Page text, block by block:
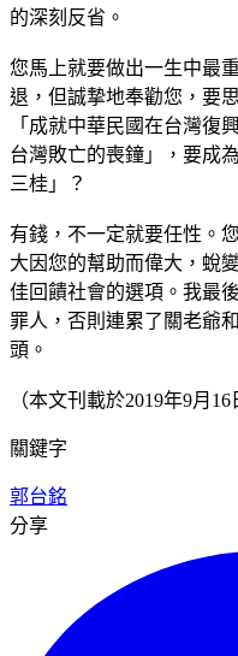
的深刻反省。
您馬上就要做出一生中最
退，但誠摯地奉勸您，要
「成就中華民國在台灣復
台灣敗亡的喪鐘」，要成
三桂」？
有錢，不一定就要任性。
大因您的幫助而偉大，蛻
佳回饋社會的選項。我最
罪人，否則連累了關老爺
頭。
（本文刊載於2019年9月16
關鍵字
郭台銘
分享